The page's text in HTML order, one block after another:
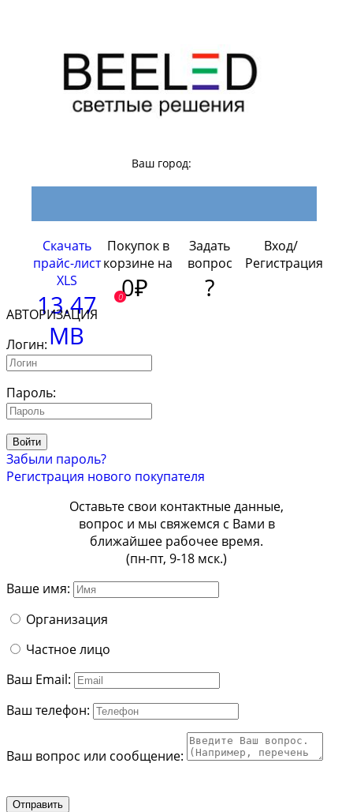
Ваш город:
Вход/
Регистрация
Задать
вопрос
?
Покупок в
корзине на
0₽
0
Скачать
прайс-лист
XLS
13.47
MB
АВТОРИЗАЦИЯ
Логин:
Пароль:
Войти
Забыли пароль?
Регистрация нового покупателя
Оставьте свои контактные данные,
вопрос и мы свяжемся с Вами в
ближайшее рабочее время.
(пн-пт, 9-18 мск.)
Ваше имя:
Организация
Частное лицо
Ваш Email:
Ваш телефон:
Ваш вопрос или сообщение:
Отправить